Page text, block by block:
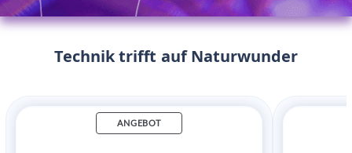
Technik trifft auf Naturwunder
ANGEBOT